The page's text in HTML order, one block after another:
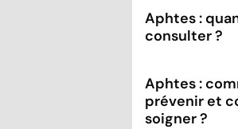
Aphtes :
consulter ?
Aphtes :
prévenir et
soigner ?